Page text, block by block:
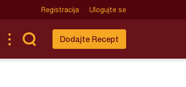
Registracija Ulogujte se
Dodajte Recept